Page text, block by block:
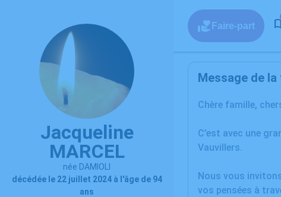
Jacqueline
MARCEL
née DAMIOLI
décédée le 22 juillet 2024 à l'âge de 94
ans
Faire-part
Message de
Chère famille,
C’est avec une
Vauvillers.
Nous vous
vos pensées à